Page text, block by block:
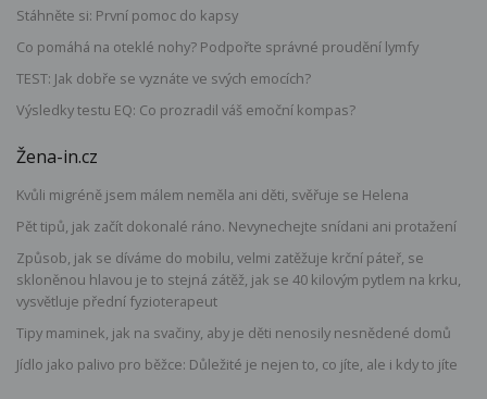
Stáhněte si: První pomoc do kapsy
Co pomáhá na oteklé nohy? Podpořte správné proudění lymfy
TEST: Jak dobře se vyznáte ve svých emocích?
Výsledky testu EQ: Co prozradil váš emoční kompas?
Žena-in.cz
Kvůli migréně jsem málem neměla ani děti, svěřuje se Helena
Pět tipů, jak začít dokonalé ráno. Nevynechejte snídani ani protažení
Způsob, jak se díváme do mobilu, velmi zatěžuje krční páteř, se
skloněnou hlavou je to stejná zátěž, jak se 40 kilovým pytlem na krku,
vysvětluje přední fyzioterapeut
Tipy maminek, jak na svačiny, aby je děti nenosily nesnědené domů
Jídlo jako palivo pro běžce: Důležité je nejen to, co jíte, ale i kdy to jíte